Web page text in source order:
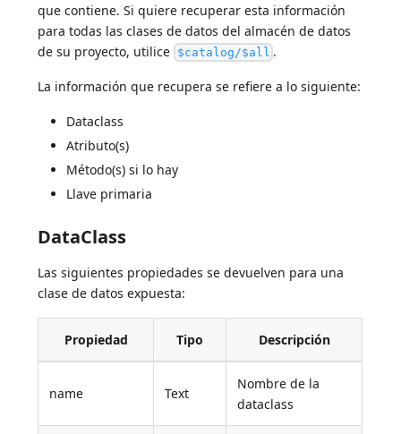
que contiene. Si quiere recuperar esta información
para todas las clases de datos del almacén de datos
de su proyecto, utilice $catalog/$all .
La información que recupera se refiere a lo siguiente:
Dataclass
Atributo(s)
Método(s) si lo hay
Llave primaria
DataClass
Las siguientes propiedades se devuelven para una
clase de datos expuesta:
Propiedad Tipo Descripción
name Text
Nombre de la
dataclass